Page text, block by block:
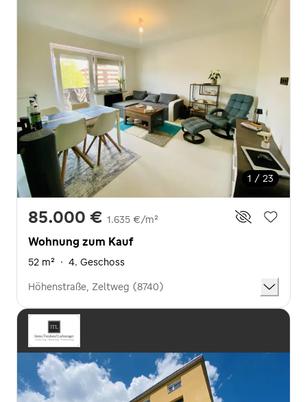
1 / 23
85.000 € 1.635 €/m²
Wohnung zum Kauf
52 m² · 4. Geschoss
Höhenstraße, Zeltweg (8740)